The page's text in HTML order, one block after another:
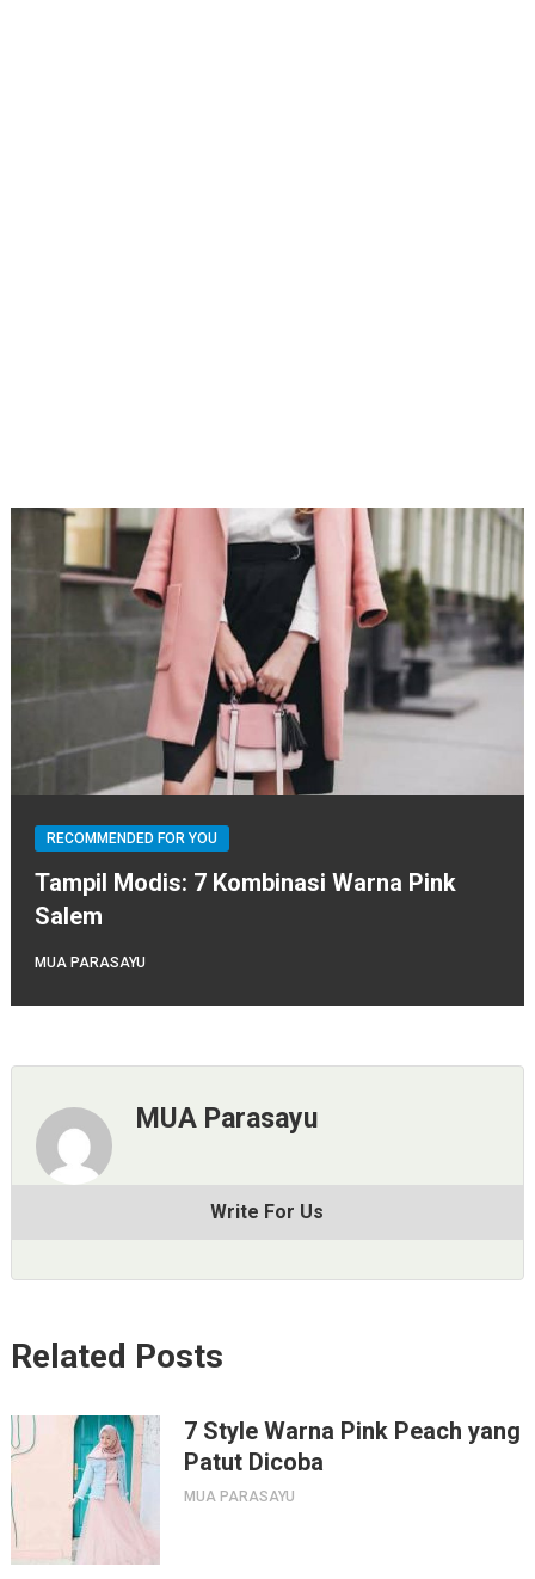
RECOMMENDED FOR YOU
Tampil Modis: 7 Kombinasi Warna Pink
Salem
MUA PARASAYU
MUA Parasayu
Write For Us
Related Posts
7 Style Warna Pink Peach yang
Patut Dicoba
MUA PARASAYU